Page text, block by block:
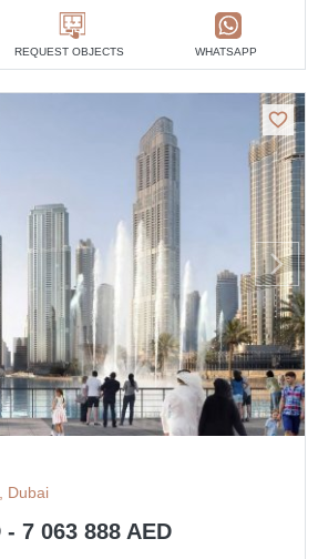
REQUEST OBJECTS WHATSAPP
Dubai
- 7 063 888 AED